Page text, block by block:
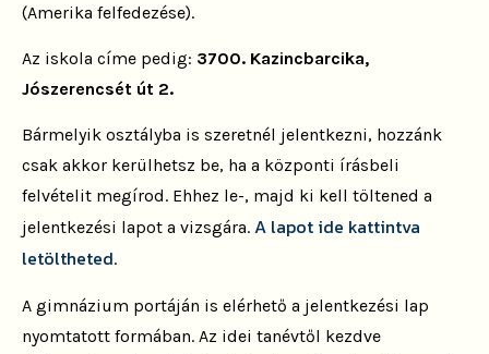
(Amerika felfedezése).
Az iskola címe pedig: 3700. Kazincbarcika,
Jószerencsét út 2.
Bármelyik osztályba is szeretnél jelentkezni, hozzánk
csak akkor kerülhetsz be, ha a központi írásbeli
felvételit megírod. Ehhez le-, majd ki kell töltened a
jelentkezési lapot a vizsgára. A lapot ide kattintva
letöltheted.
A gimnázium portáján is elérhető a jelentkezési lap
nyomtatott formában. Az idei tanévtől kezdve